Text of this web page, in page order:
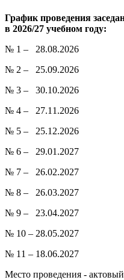
График проведения
в 2026/27 учебном году:
№ 1 – 28.08.2026
№ 2 – 25.09.2026
№ 3 – 30.10.2026
№ 4 – 27.11.2026
№ 5 – 25.12.2026
№ 6 – 29.01.2027
№ 7 – 26.02.2027
№ 8 – 26.03.2027
№ 9 – 23.04.2027
№ 10 – 28.05.2027
№ 11 – 18.06.2027
Место проведения - актовый